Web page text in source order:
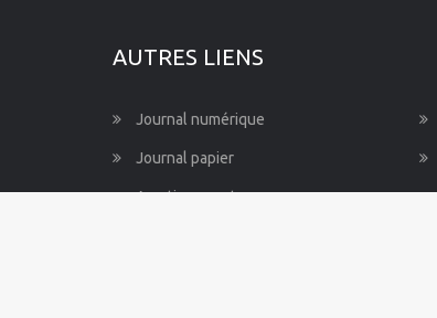
AUTRES LIENS
Journal numérique
Journal papier
Avertissements